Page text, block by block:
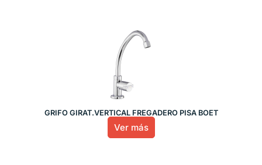
GRIFO GIRAT.VERTICAL FREGADERO PISA BOET
Ver más